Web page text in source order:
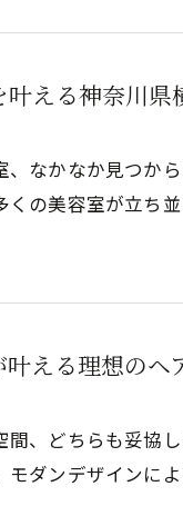
える神奈川
なかなか見つか
の美容室が立ち
える理想の
、どちらも妥協
ダンデザインに